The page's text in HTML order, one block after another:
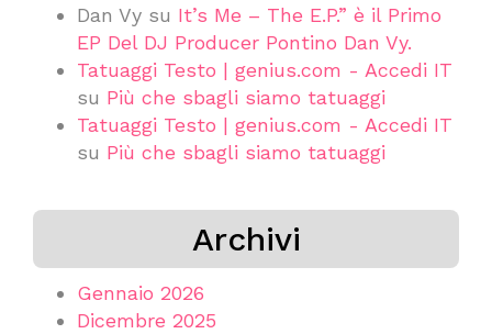
Dan Vy su It’s Me – The E.P.” è il Primo
EP Del DJ Producer Pontino Dan Vy.
Tatuaggi Testo | genius.com - Accedi IT
su Più che sbagli siamo tatuaggi
Tatuaggi Testo | genius.com - Accedi IT
su Più che sbagli siamo tatuaggi
Archivi
Gennaio 2026
Dicembre 2025